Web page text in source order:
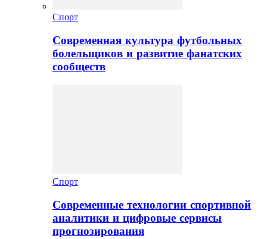
Спорт
Современная культура футбольных
болельщиков и развитие фанатских
сообществ
Спорт
Современные технологии спортивной
аналитики и цифровые сервисы
прогнозирования